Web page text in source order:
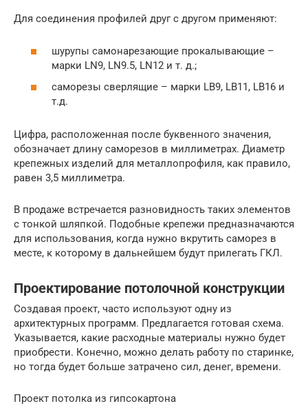
Для соединения профилей друг с другом применяют:
шурупы самонарезающие прокалывающие –
марки LN9, LN9.5, LN12 и т. д.;
саморезы сверлящие – марки LB9, LB11, LB16 и
т.д.
Цифра, расположенная после буквенного значения,
обозначает длину саморезов в миллиметрах. Диаметр
крепежных изделий для металлопрофиля, как правило,
равен 3,5 миллиметра.
В продаже встречается разновидность таких элементов
с тонкой шляпкой. Подобные крепежи предназначаются
для использования, когда нужно вкрутить саморез в
месте, к которому в дальнейшем будут прилегать ГКЛ.
Проектирование потолочной конструкции
Создавая проект, часто используют одну из
архитектурных программ. Предлагается готовая схема.
Указывается, какие расходные материалы нужно будет
приобрести. Конечно, можно делать работу по старинке,
но тогда будет больше затрачено сил, денег, времени.
Проект потолка из гипсокартона